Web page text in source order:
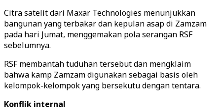
Citra satelit dari Maxar Technologies menunjukkan
bangunan yang terbakar dan kepulan asap di Zamzam
pada hari Jumat, menggemakan pola serangan RSF
sebelumnya.
RSF membantah tuduhan tersebut dan mengklaim
bahwa kamp Zamzam digunakan sebagai basis oleh
kelompok-kelompok yang bersekutu dengan tentara.
Konflik internal